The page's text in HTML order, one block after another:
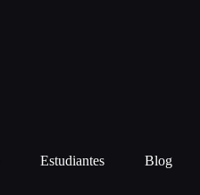
Estudiantes Blog